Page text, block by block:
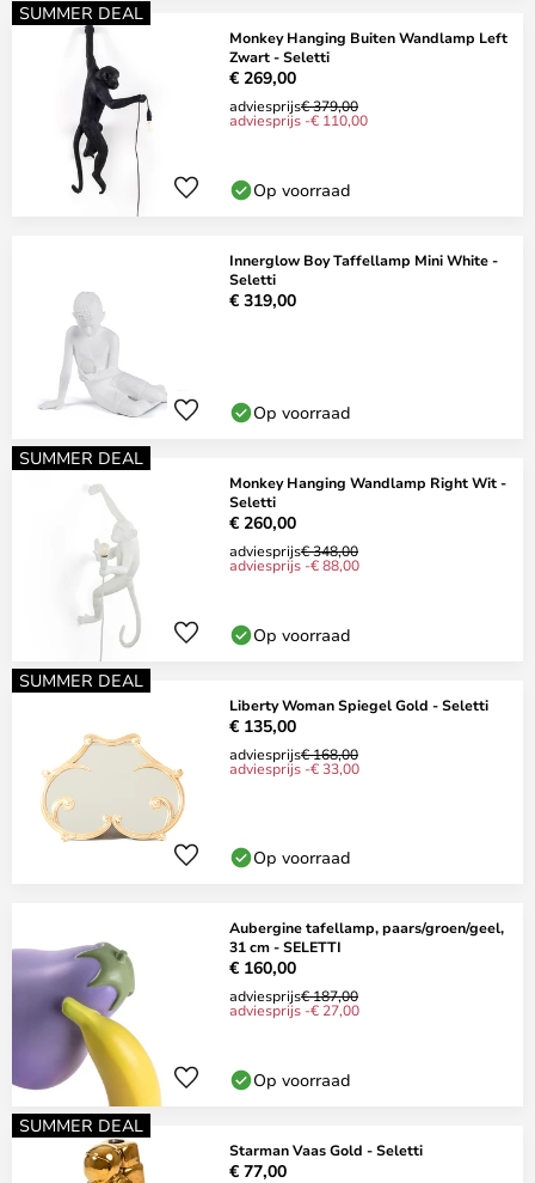
SUMMER DEAL
Monkey Hanging Buiten Wandlamp Left
Zwart - Seletti
€ 269,00
adviesprijs€ 379,00
adviesprijs -€ 110,00
Op voorraad
Innerglow Boy Taffellamp Mini White -
Seletti
€ 319,00
Op voorraad
SUMMER DEAL
Monkey Hanging Wandlamp Right Wit -
Seletti
€ 260,00
adviesprijs€ 348,00
adviesprijs -€ 88,00
Op voorraad
SUMMER DEAL
Liberty Woman Spiegel Gold - Seletti
€ 135,00
adviesprijs€ 168,00
adviesprijs -€ 33,00
Op voorraad
Aubergine tafellamp, paars/groen/geel,
31 cm - SELETTI
€ 160,00
adviesprijs€ 187,00
adviesprijs -€ 27,00
Op voorraad
SUMMER DEAL
Starman Vaas Gold - Seletti
€ 77,00